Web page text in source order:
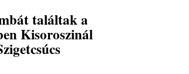
találtak a
Kisoroszinál